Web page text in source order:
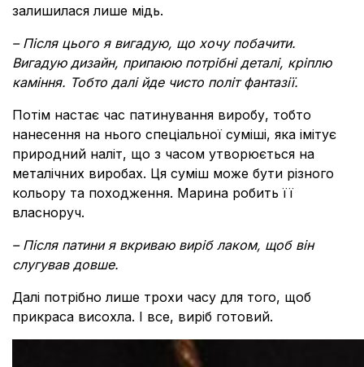
залишилася лише мідь.
– Після цього я вигадую, що хочу побачити.
Вигадую дизайн, припаюю потрібні деталі, кріплю
каміння. Тобто далі йде чисто політ фантазії.
Потім настає час патинування виробу, тобто
нанесення на нього спеціальної суміші, яка імітує
природний наліт, що з часом утворюється на
металічних виробах. Ця суміш може бути різного
кольору та походження. Марина робить її
власноруч.
– Після патини я вкриваю виріб лаком, щоб він
слугував довше.
Далі потрібно лише трохи часу для того, щоб
прикраса висохла. І все, виріб готовий.